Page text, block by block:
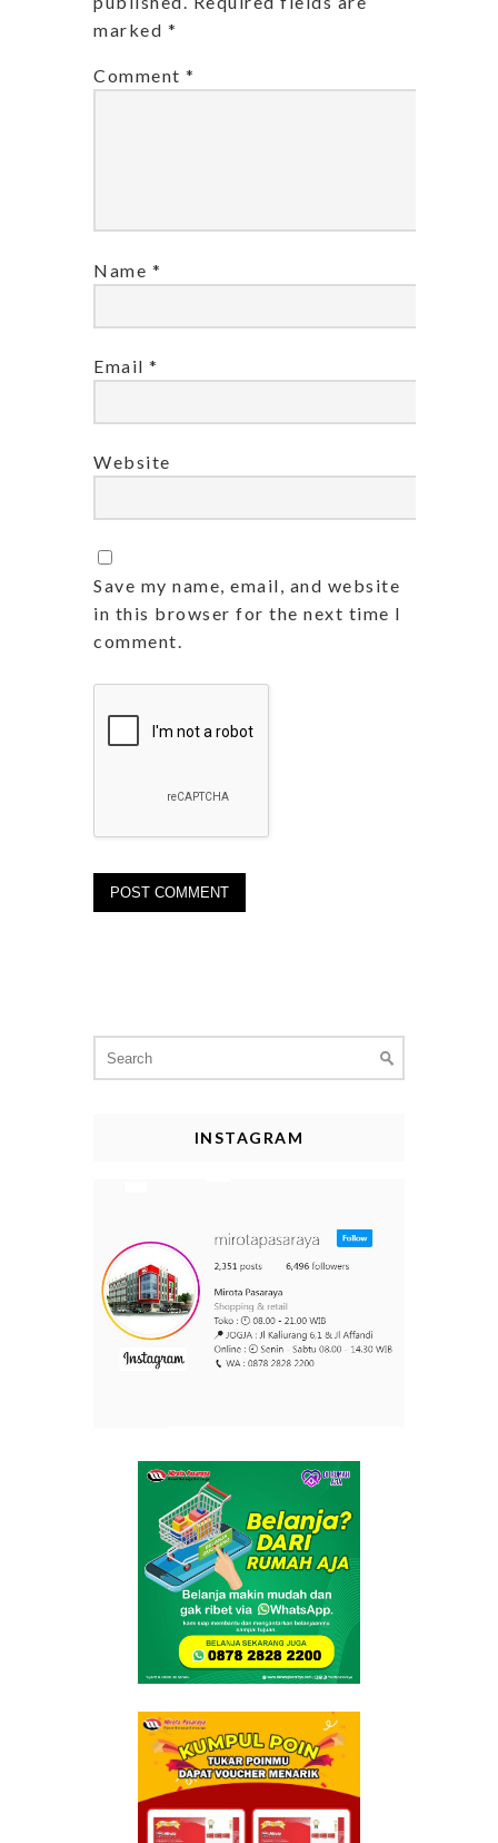
marked *
Comment *
Name *
Email *
Website
Save my name, email, and website
in this browser for the next time I
comment.
for:
INSTAGRAM